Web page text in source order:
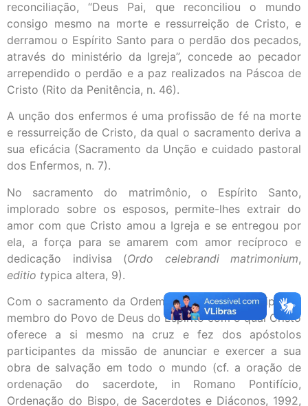
reconciliação, “Deus Pai, que reconciliou o mundo
consigo mesmo na morte e ressurreição de Cristo, e
derramou o Espírito Santo para o perdão dos pecados,
através do ministério da Igreja”, concede ao pecador
arrependido o perdão e a paz realizados na Páscoa de
Cristo (Rito da Penitência, n. 46).
A unção dos enfermos é uma profissão de fé na morte
e ressurreição de Cristo, da qual o sacramento deriva a
sua eficácia (Sacramento da Unção e cuidado pastoral
dos Enfermos, n. 7).
No sacramento do matrimônio, o Espírito Santo,
implorado sobre os esposos, permite-lhes extrair do
amor com que Cristo amou a Igreja e se entregou por
ela, a força para se amarem com amor recíproco e
dedicação indivisa (Ordo celebrandi matrimonium,
editio typica altera, 9).
Com o sacramento da Ordem, Deus torna partícipe um
membro do Povo de Deus do Espírito com o qual Cristo
oferece a si mesmo na cruz e fez dos apóstolos
participantes da missão de anunciar e exercer a sua
obra de salvação em todo o mundo (cf. a oração de
ordenação do sacerdote, in Romano Pontifício,
Ordenação do Bispo, de Sacerdotes e Diáconos, 1992,